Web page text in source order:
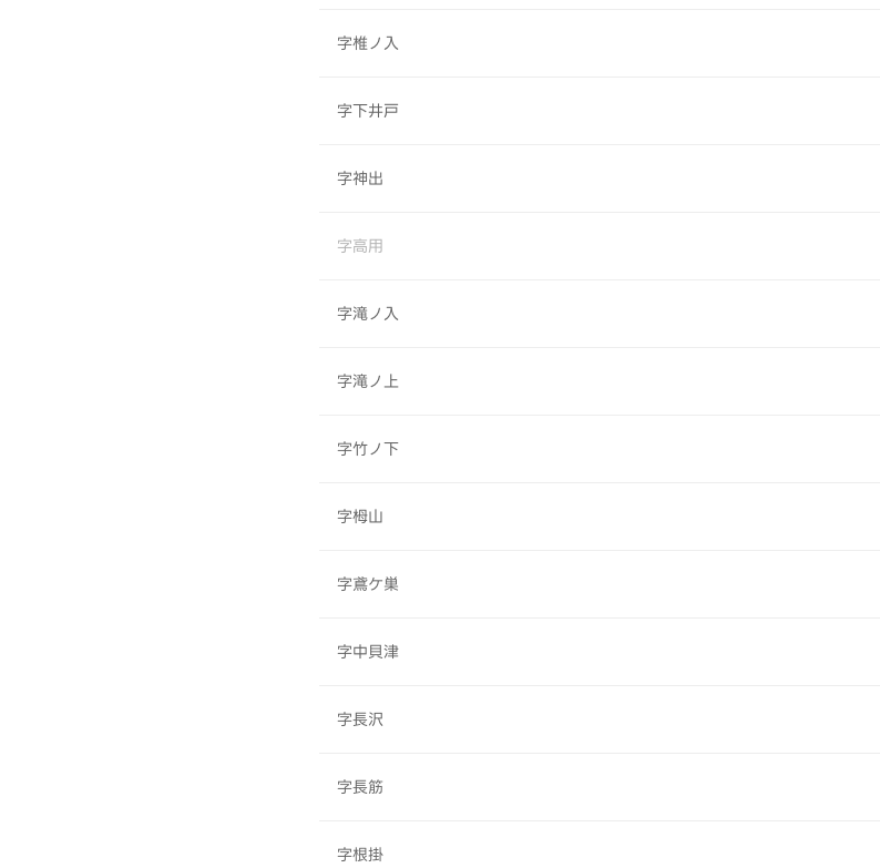
字椎ノ入
字下井戸
字神出
字高用
字滝ノ入
字滝ノ上
字竹ノ下
字栂山
字鳶ケ巣
字中貝津
字長沢
字長筋
字根掛